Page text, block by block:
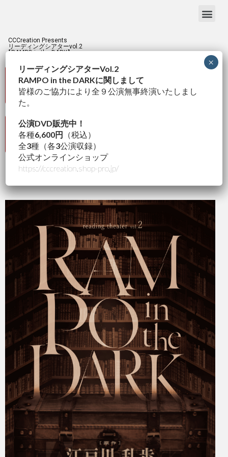
CCCreation Presents
リーディングシアターvol.2
【RAMPO in the DARK】
新型コロナウイルス感染症対応のご案内
とご来場のお客様へご協力のお願い
新型コロナウイルス感染症対応「緊急連
絡先ご登録フォーム」
リーディングシアターVol.2
RAMPO in the DARKに関しまして
皆様のご協力により全９公演無事終演いたしまし
た。
公演DVD販売中！
各種6,600円 （税込）
全3種（各3公演収録）
公式オンラインショップ
https://cccreation.shop-pro.jp/
×